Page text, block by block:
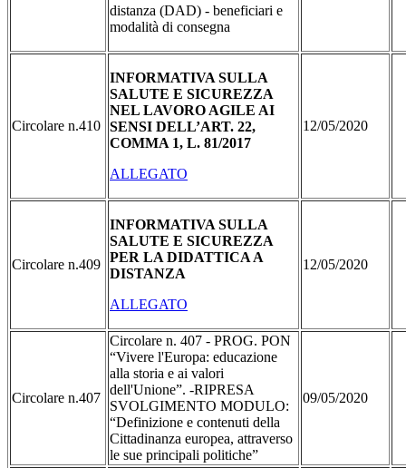
distanza (DAD) - beneficiari e
modalità di consegna
Circolare n.410
INFORMATIVA SULLA
SALUTE E SICUREZZA
NEL LAVORO AGILE AI
SENSI DELL’ART. 22,
COMMA 1, L. 81/2017
ALLEGATO
12/05/2020
Circolare n.409
INFORMATIVA SULLA
SALUTE E SICUREZZA
PER LA DIDATTICA A
DISTANZA
ALLEGATO
12/05/2020
Circolare n.407
Circolare n. 407 - PROG. PON
“Vivere l'Europa: educazione
alla storia e ai valori
dell'Unione”. -RIPRESA
SVOLGIMENTO MODULO:
“Definizione e contenuti della
Cittadinanza europea, attraverso
le sue principali politiche”
09/05/2020